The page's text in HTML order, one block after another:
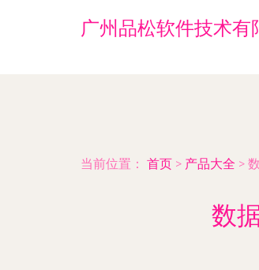
广州品松软件技术有
当前位置： 首页 > 产品大全 >
数